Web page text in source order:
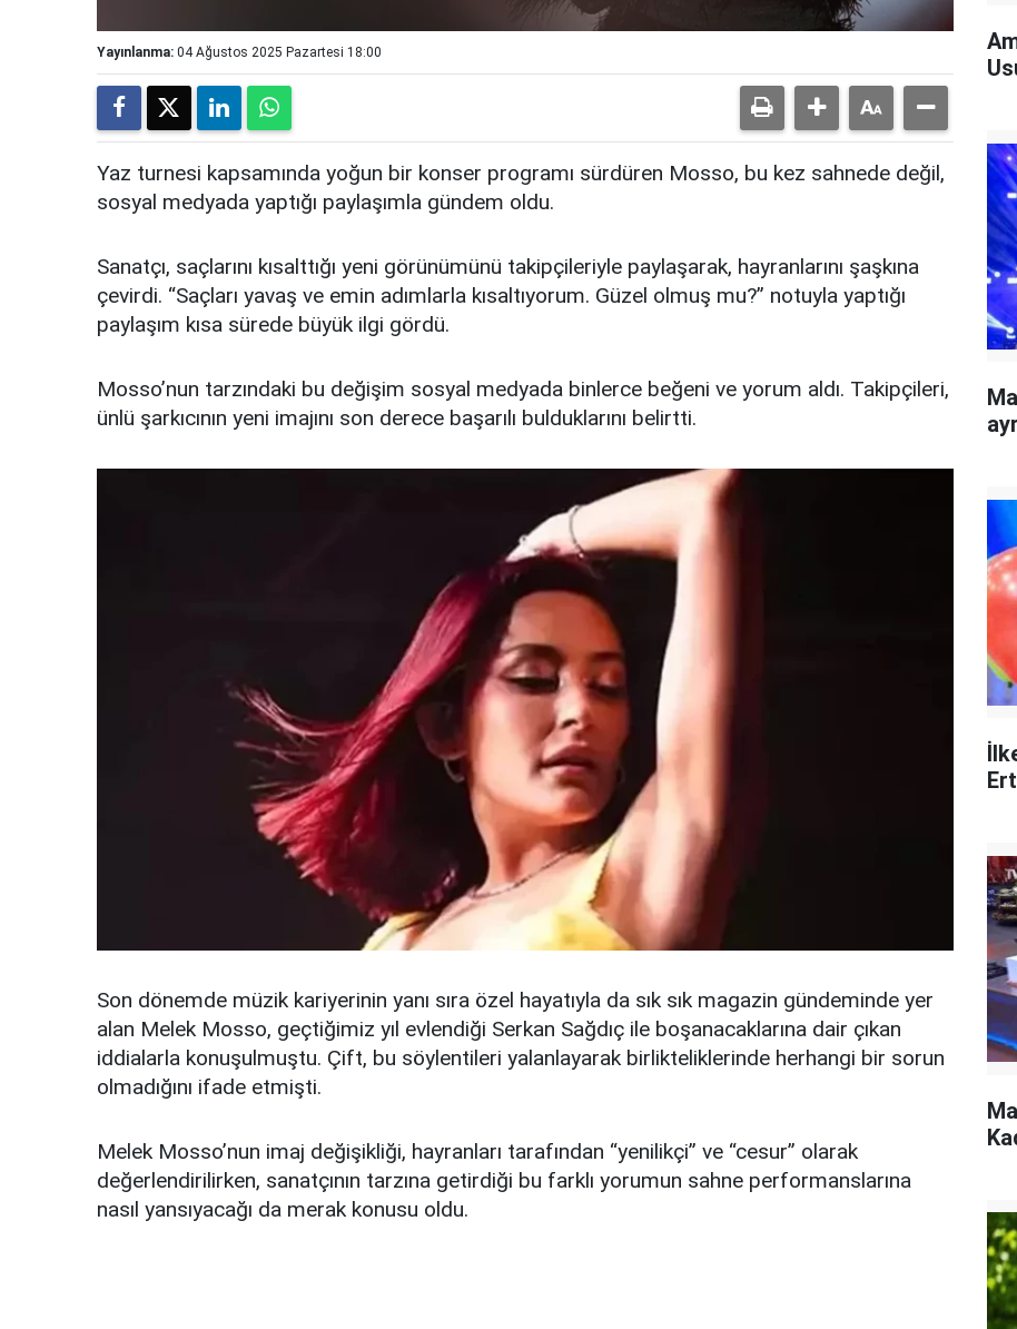
Yayınlanma: 04 Ağustos 2025 Pazartesi 18:00
Yaz turnesi kapsamında yoğun bir konser programı sürdüren Mosso, bu kez sahnede değil,
sosyal medyada yaptığı paylaşımla gündem oldu.
Sanatçı, saçlarını kısalttığı yeni görünümünü takipçileriyle paylaşarak, hayranlarını şaşkına
çevirdi. “Saçları yavaş ve emin adımlarla kısaltıyorum. Güzel olmuş mu?” notuyla yaptığı
paylaşım kısa sürede büyük ilgi gördü.
Mosso’nun tarzındaki bu değişim sosyal medyada binlerce beğeni ve yorum aldı. Takipçileri,
ünlü şarkıcının yeni imajını son derece başarılı bulduklarını belirtti.
Son dönemde müzik kariyerinin yanı sıra özel hayatıyla da sık sık magazin gündeminde yer
alan Melek Mosso, geçtiğimiz yıl evlendiği Serkan Sağdıç ile boşanacaklarına dair çıkan
iddialarla konuşulmuştu. Çift, bu söylentileri yalanlayarak birlikteliklerinde herhangi bir sorun
olmadığını ifade etmişti.
Melek Mosso’nun imaj değişikliği, hayranları tarafından “yenilikçi” ve “cesur” olarak
değerlendirilirken, sanatçının tarzına getirdiği bu farklı yorumun sahne performanslarına
nasıl yansıyacağı da merak konusu oldu.